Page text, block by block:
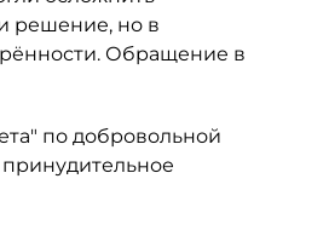
решение, но в
Обращение в
по добровольной